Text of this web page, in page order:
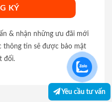
& nhận những ưu đãi mới
thông tin sẽ được bảo mật
đối.
Yêu cầu tư vấn